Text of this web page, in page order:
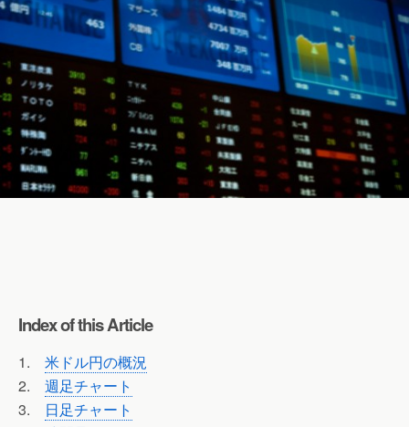
Index of this Article
1. 米ドル円の概況
2. 週足チャート
3. 日足チャート